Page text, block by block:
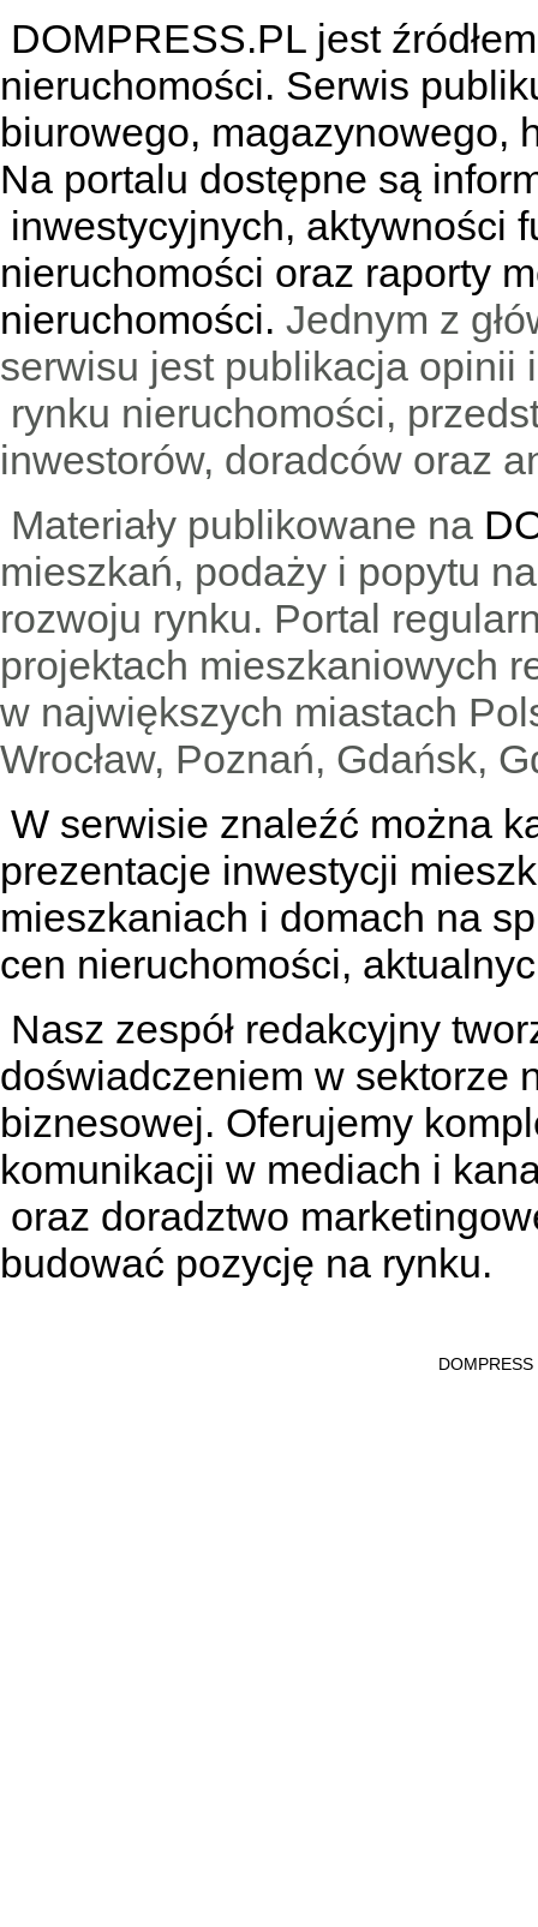
DOMPRESS.PL jest
nieruchomości. Serwis
biurowego, magazynowego,
Na portalu dostępne są
inwestycyjnych, aktywności
nieruchomości oraz raporty
nieruchomości. Jednym z
serwisu jest publikacja
rynku nieruchomości,
inwestorów, doradców oraz
Materiały publikowane na
mieszkań, podaży i popytu
rozwoju rynku. Portal
projektach mieszkaniowych
w największych miastach
Wrocław, Poznań, Gdańsk,
W serwisie znaleźć można
prezentacje inwestycji
mieszkaniach i domach na
cen nieruchomości,
Nasz zespół redakcyjny
doświadczeniem w sektorze
biznesowej. Oferujemy
komunikacji w mediach i
oraz doradztwo
budować pozycję na rynku.